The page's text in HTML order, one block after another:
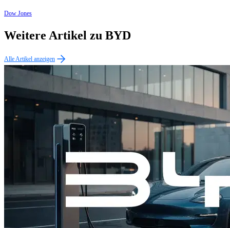
Dow Jones
Weitere Artikel zu BYD
Alle Artikel anzeigen